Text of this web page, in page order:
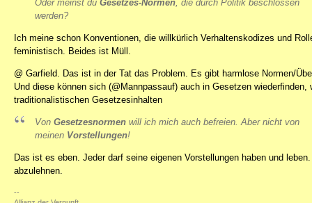
Oder meinst du Gesetzes-Normen, die durch Politik beschlossen
werden?
Ich meine schon Konventionen, die willkürlich Verhaltenskodizes und
feministisch. Beides ist Müll.
@ Garfield. Das ist in der Tat das Problem. Es gibt harmlose Normen/
Und diese können sich (@Mannpassauf) auch in Gesetzen
traditionalistischen Gesetzesinhalten
Von Gesetzesnormen will ich mich auch befreien. Aber nicht von
meinen Vorstellungen!
Das ist es eben. Jeder darf seine eigenen Vorstellungen haben und
abzulehnen.
--